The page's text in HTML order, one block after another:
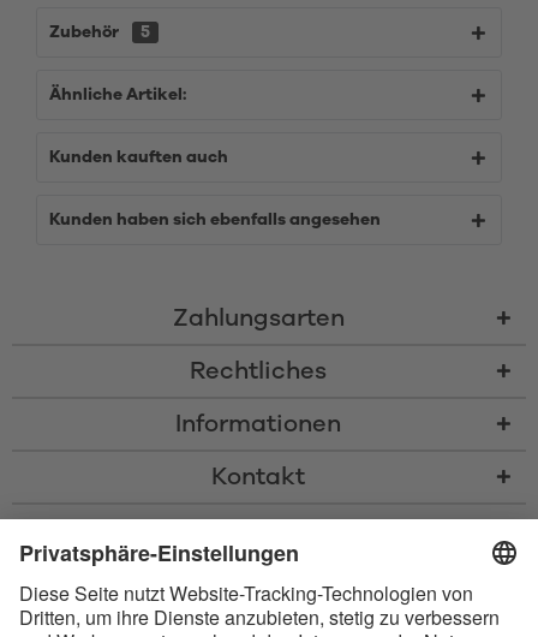
Zubehör 5
Ähnliche Artikel:
Kunden kauften auch
Kunden haben sich ebenfalls angesehen
Zahlungsarten
Rechtliches
Informationen
Kontakt
Nachnahmegebühren, wenn nicht anders beschrieben
und Eigentum der Bluetooth SIG, Inc. Die Nutzung dieser Marken durch